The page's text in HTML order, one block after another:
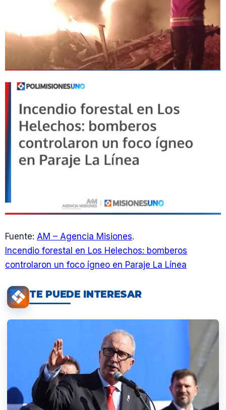
Fuente: AM – Agencia Misiones.
Incendio forestal en Los Helechos: bomberos
controlaron un foco ígneo en Paraje La Línea
TE PUEDE INTERESAR